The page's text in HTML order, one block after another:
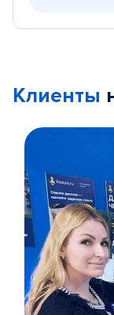
Клиенты